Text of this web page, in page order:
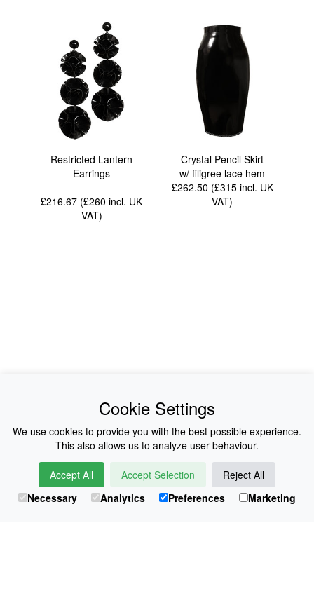
Restricted Lantern
Earrings
£216.67 (£260incl. UK
VAT)
Crystal Pencil Skirt
w/ filigree lace hem
£262.50 (£315 incl. UK
VAT)
Collections
History
Shop
E-Voucher
Sizing & Colours
Contact
Information
Japanese Shop
Cookie Settings
We use cookies to provide you with the best possible experience.
This also allows us to analyze user behaviour.
Accept All Accept Selection
Reject All
Necessary
Analytics Preferences Marketing